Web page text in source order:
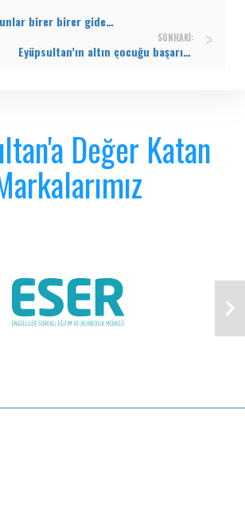
İlçedeki sorunlar birer birer gideriliyor
SONRAKI:
Eyüpsultan’ın altın çocuğu başarıya doymuyor
Değer Katan